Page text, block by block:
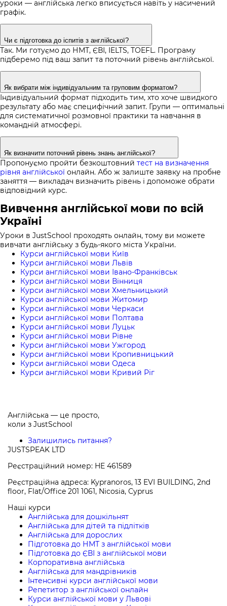
уроки — англійська легко вписується навіть у насичений
графік.
Чи є підготовка до іспитів з англійської?
Так. Ми готуємо до НМТ, ЄВІ, IELTS, TOEFL. Програму
підберемо під ваш запит та поточний рівень англійської.
Як вибрати між індивідуальним та груповим форматом?
Індивідуальний формат підходить тим, хто хоче швидкого
результату або має специфічний запит. Групи — оптимальні
для систематичної розмовної практики та навчання в
командній атмосфері.
Як визначити поточний рівень знань англійської?
Пропонуємо пройти безкоштовний тест на визначення
рівня англійської онлайн. Або ж залиште заявку на пробне
заняття — викладач визначить рівень і допоможе обрати
відповідний курс.
Вивчення англійської мови по всій
Україні
Уроки в JustSchool проходять онлайн, тому ви можете
вивчати англійську з будь-якого міста України.
Курси англійської мови Київ
Курси англійської мови Львів
Курси англійської мови Івано-Франківськ
Курси англійської мови Вінниця
Курси англійської мови Хмельницький
Курси англійської мови Житомир
Курси англійської мови Черкаси
Курси англійської мови Полтава
Курси англійської мови Луцьк
Курси англійської мови Рівне
Курси англійської мови Ужгород
Курси англійської мови Кропивницький
Курси англійської мови Одеса
Курси англійської мови Кривий Ріг
Англійська — це просто,
коли з JustSchool
Залишились питання?
JUSTSPEAK LTD
Реєстраційний номер: HE 461589
Реєстраційна адреса: Kypranoros, 13 EVI BUILDING, 2nd
floor, Flat/Office 201 1061, Nicosia, Cyprus
Наші курси
Англійська для дошкільнят
Англійська для дітей та підлітків
Англійська для дорослих
Підготовка до НМТ з англійської мови
Підготовка до ЄВІ з англійської мови
Корпоративна англійська
Англійська для мандрівників
Інтенсивні курси англійської мови
Репетитор з англійської онлайн
Курси англійської мови у Львові